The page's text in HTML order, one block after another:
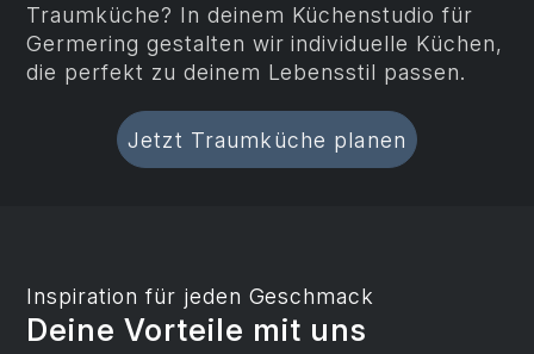
Traumküche? In deinem Küchenstudio für
Germering gestalten wir individuelle Küchen,
die perfekt zu deinem Lebensstil passen.
Jetzt Traumküche planen
Inspiration für jeden Geschmack
Deine Vorteile mit uns